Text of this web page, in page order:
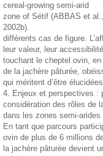
cereal-growing semi-arid
zone of Sétif (ABBAS et al.,
2002b).
différents cas de figure.
leur valeur, leur
touchant le cheptel ovin,
de la jachère pâturée,
qui méritent d’être
4. Enjeux et perspectives :
considération des rôles de
dans les zones semi-arides
En tant que parcours
ovin de plus de 6 millions
la jachère pâturée devient